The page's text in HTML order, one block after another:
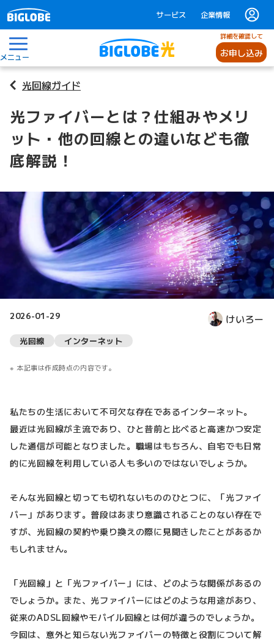
サービス 企業情報
メニュー
詳細を確認して
お申し込み
光回線ガイド
光ファイバーとは？仕組みやメリ
ット・他の回線との違いなども徹
底解説！
2026-01-29 けいろー
光回線 インターネット
本記事は作成時点の内容です。
私たちの生活において不可欠な存在であるインターネット。
最近は光回線が主流であり、ひと昔前と比べると高速かつ安定
した通信が可能となりました。職場はもちろん、自宅でも日常
的に光回線を利用している人も多いのではないでしょうか。
そんな光回線と切っても切れないもののひとつに、「光ファイ
バー」があります。普段はあまり意識されることのない存在で
すが、光回線の契約や乗り換えの際に見聞きしたことがあるか
もしれません。
「光回線」と「光ファイバー」には、どのような関係があるの
でしょうか。また、光ファイバーにはどのような用途があり、
従来のADSL回線やモバイル回線とは何が違うのでしょうか。
今回は、意外と知らない光ファイバーの特徴と役割について解